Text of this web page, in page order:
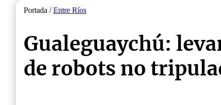
Portada /Entre Ríos
Gualeguaychú:
de robots no